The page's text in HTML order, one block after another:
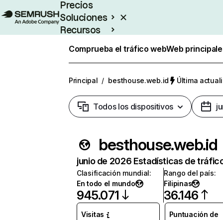
Precios
Soluciones
Recursos
Comprueba el tráfico webWeb
Principal / besthouse.web.id Última
Todos los dispositivos
besthouse.web.id
junio de 2026 Estadísticas de
Clasificación mundial:
En todo el mundo
945.071
Rango del país:
Filipinas
36.146
Visitas
Puntuación de